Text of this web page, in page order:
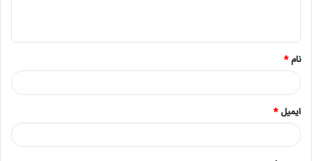
وب‌ سایت
می‌نویسم.